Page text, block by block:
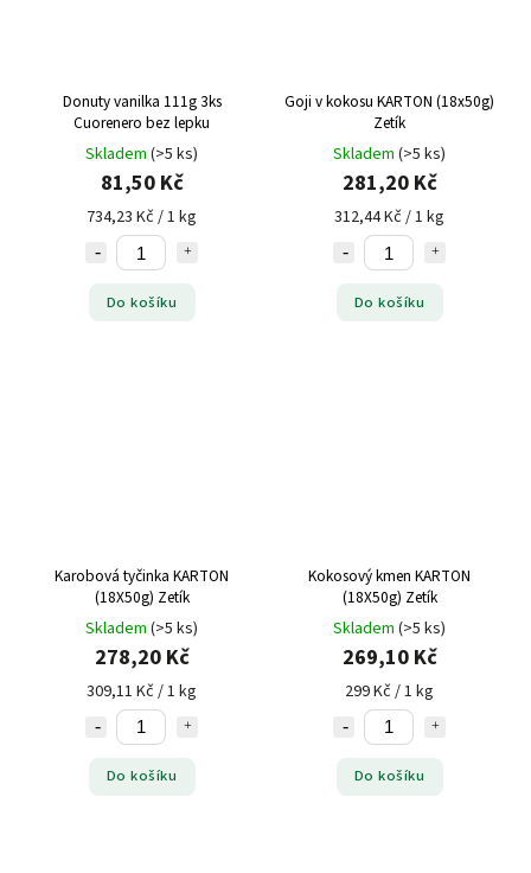
Donuty vanilka 111g 3ks
Cuorenero bez lepku
Skladem (>5 ks)
81,50 Kč
734,23 Kč / 1 kg
Do košíku
Goji v kokosu KARTON (18x50g)
Zetík
Skladem (>5 ks)
281,20 Kč
312,44 Kč / 1 kg
Do košíku
Karobová tyčinka KARTON
(18X50g) Zetík
Skladem (>5 ks)
278,20 Kč
309,11 Kč / 1 kg
Do košíku
Kokosový kmen KARTON
(18X50g) Zetík
Skladem (>5 ks)
269,10 Kč
299 Kč / 1 kg
Do košíku